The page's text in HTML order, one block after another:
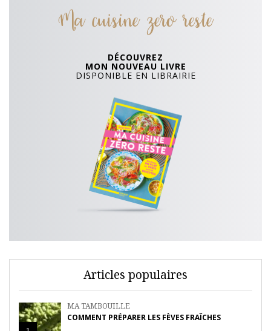
Ma cuisine zero reste
DÉCOUVREZ
MON NOUVEAU LIVRE
DISPONIBLE EN LIBRAIRIE
Articles populaires
MA TAMBOUILLE
COMMENT PRÉPARER LES FÈVES FRAÎCHES